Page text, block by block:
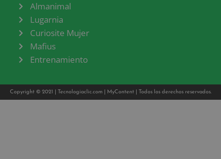
Almanimal
Lugarnia
Curiosite Mujer
Mafius
Entrenamiento
Copyright © 2021 | Tecnologiaclic.com MyContent| Todos los derechos reservados.